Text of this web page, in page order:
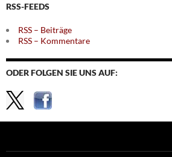
RSS-FEEDS
RSS – Beiträge
RSS – Kommentare
ODER FOLGEN SIE UNS AUF: